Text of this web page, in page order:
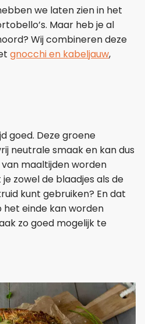
we laten zien in het
Maar heb je al
Wij combineren deze
gnocchi en kabeljauw,
goed. Deze groene
neutrale smaak en kan dus
maaltijden worden
zowel de blaadjes als de
kunt gebruiken? En dat
einde kan worden
zo goed mogelijk te